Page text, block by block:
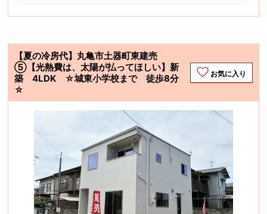
【夏の冷房代】丸亀市土器町東建売
⑤【光熱費は、太陽が払ってほしい】新
築 4LDK ☆城東小学校まで 徒歩8分
☆
お気に入り